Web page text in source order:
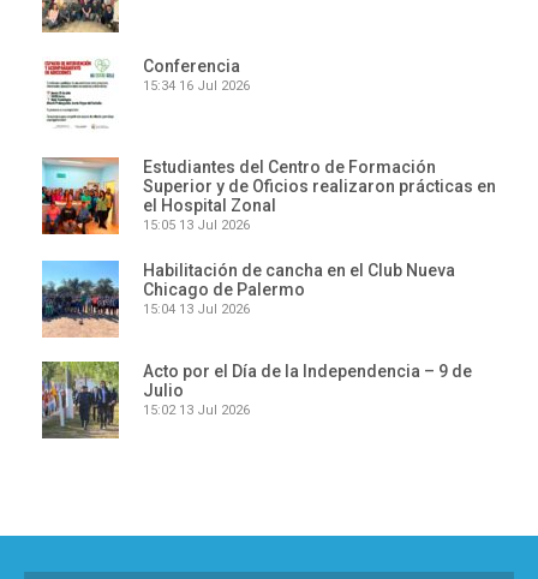
Conferencia
15:34 16 Jul 2026
Estudiantes del Centro de Formación
Superior y de Oficios realizaron prácticas en
el Hospital Zonal
15:05 13 Jul 2026
Habilitación de cancha en el Club Nueva
Chicago de Palermo
15:04 13 Jul 2026
Acto por el Día de la Independencia – 9 de
Julio
15:02 13 Jul 2026